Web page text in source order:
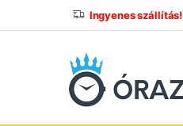
Ugrás a navigációhoz
Ugrás a tartalomhozIngyenes szállítás!